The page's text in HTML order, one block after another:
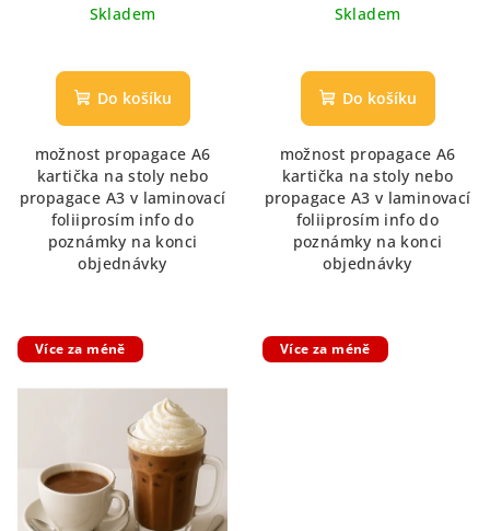
cena:Skladem
Do košíku
možnost propagace A6
kartička na stoly nebo
propagace A3 v laminovací
foliiprosím info do
poznámky na konci
objednávky
cena:Skladem
Do košíku
možnost propagace A6
kartička na stoly nebo
propagace A3 v laminovací
foliiprosím info do
poznámky na konci
objednávky
Více za méně Více za méně